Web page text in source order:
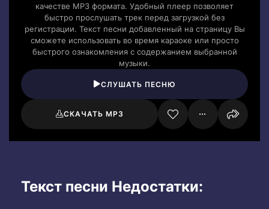
качестве MP3 формата. Удобный плеер позволяет
быстро прослушать трек перед загрузкой без
регистрации. Текст песни добавленный на страницу Вы
сможете использовать во время караоке или просто
быстрого ознакомления с содержанием выбранной
музыки.
СЛУШАТЬ ПЕСНЮ
СКАЧАТЬ MP3
Текст песни Недостатки: